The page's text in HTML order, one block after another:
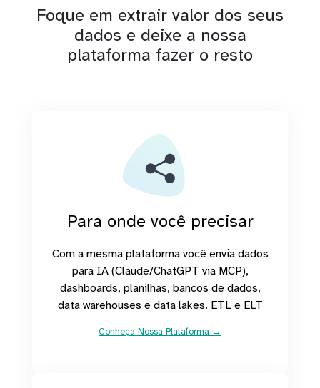
Foque em extrair valor dos seus
dados e deixe a nossa
plataforma fazer o resto
Para onde você precisar
Com a mesma plataforma você envia dados
para IA (Claude/ChatGPT via MCP),
dashboards, planilhas, bancos de dados,
data warehouses e data lakes. ETL e ELT
Conheça Nossa Plataforma →